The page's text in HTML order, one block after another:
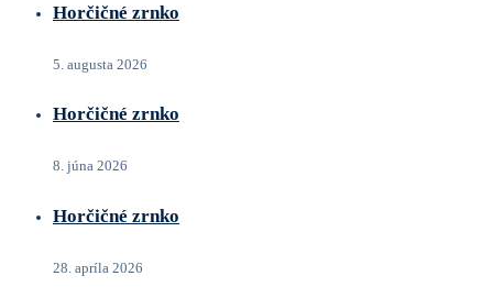
Horčičné zrnko
5. augusta 2026
Horčičné zrnko
8. júna 2026
Horčičné zrnko
28. apríla 2026